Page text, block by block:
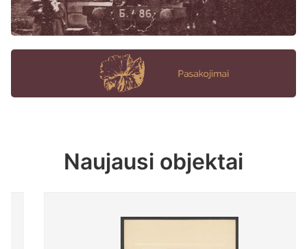
Naujausi objektai